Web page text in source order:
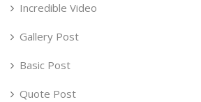
Incredible Video
Gallery Post
Basic Post
Quote Post